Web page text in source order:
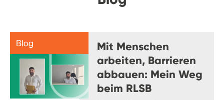
Blog
Mit Menschen
arbeiten, Barrieren
abbauen: Mein Weg
beim RLSB